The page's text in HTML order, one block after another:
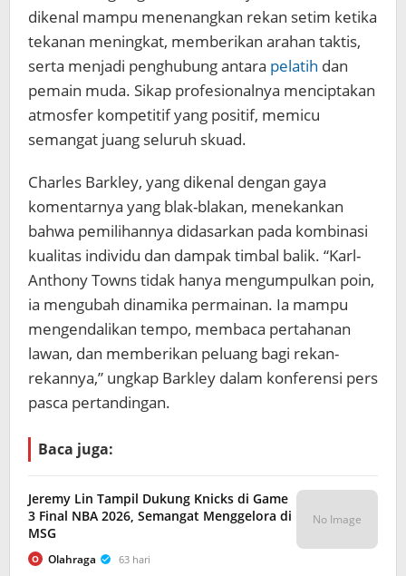
dikenal mampu menenangkan rekan setim ketika
tekanan meningkat, memberikan arahan taktis,
serta menjadi penghubung antara pelatih dan
pemain muda. Sikap profesionalnya menciptakan
atmosfer kompetitif yang positif, memicu
semangat juang seluruh skuad.
Charles Barkley, yang dikenal dengan gaya
komentarnya yang blak-blakan, menekankan
bahwa pemilihannya didasarkan pada kombinasi
kualitas individu dan dampak timbal balik. “Karl-
Anthony Towns tidak hanya mengumpulkan poin,
ia mengubah dinamika permainan. Ia mampu
mengendalikan tempo, membaca pertahanan
lawan, dan memberikan peluang bagi rekan-
rekannya,” ungkap Barkley dalam konferensi pers
pasca pertandingan.
Baca juga:
Jeremy Lin Tampil Dukung Knicks di Game
3 Final NBA 2026, Semangat Menggelora di
MSG
O Olahraga 63 hari
No Image